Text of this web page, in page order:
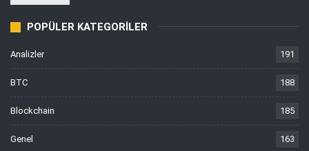
POPÜLER KATEGORILER
Analizler 191
BTC 188
Blockchain 185
Genel 163